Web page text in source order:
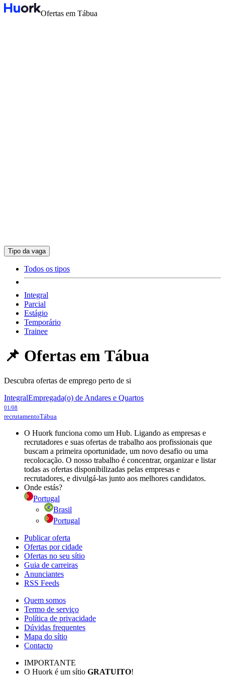
Ofertas em Tábua
Tipo da vaga
Todos os tipos
Integral
Parcial
Estágio
Temporário
Trainee
📌 Ofertas em Tábua
Descubra ofertas de emprego perto de si
IntegralEmpregada(o) de Andares e Quartos
01/08
recrutamentoTábua
O Huork funciona como um Hub. Ligando as empresas e
recrutadores e suas ofertas de trabalho aos profissionais que
buscam a primeira oportunidade, um novo desafio ou uma
recolocação. O nosso trabalho é concentrar, organizar e listar
todas as ofertas disponibilizadas pelas empresas e
recrutadores, e divulgá-las junto aos melhores candidatos.
Onde estás?
Portugal
Brasil
Portugal
Publicar oferta
Ofertas por cidade
Ofertas no seu sítio
Guia de carreiras
Anunciantes
RSS Feeds
Quem somos
Termo de serviço
Política de privacidade
Dúvidas frequentes
Mapa do sítio
Contacto
IMPORTANTE
O Huork é um sítio GRATUITO!